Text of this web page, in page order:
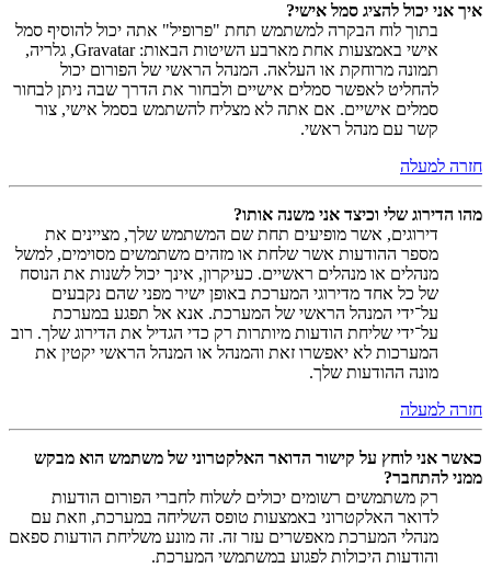
איך אני יכול להציג סמל אישי?
בתוך לוח הבקרה למשתמש תחת "פרופיל" אתה יכול להוסיף סמל
אישי באמצעות אחת מארבע השיטות הבאות: Gravatar, גלריה,
תמונה מרוחקת או העלאה. המנהל הראשי של הפורום יכול
להחליט לאפשר סמלים אישיים ולבחור את הדרך שבה ניתן לבחור
סמלים אישיים. אם אתה לא מצליח להשתמש בסמל אישי, צור
קשר עם מנהל ראשי.
חזרה למעלה
מהו הדירוג שלי וכיצד אני משנה אותו?
דירוגים, אשר מופיעים תחת שם המשתמש שלך, מציינים את
מספר ההודעות אשר שלחת או מזהים משתמשים מסוימים, למשל
מנהלים או מנהלים ראשיים. כעיקרון, אינך יכול לשנות את הנוסח
של כל אחד מדירוגי המערכת באופן ישיר מפני שהם נקבעים
על־ידי המנהל הראשי של המערכת. אנא אל תפגע במערכת
על־ידי שליחת הודעות מיותרות רק כדי הגדיל את הדירוג שלך. רוב
המערכות לא יאפשרו זאת והמנהל או המנהל הראשי יקטין את
מונה ההודעות שלך.
חזרה למעלה
כאשר אני לוחץ על קישור הדואר האלקטרוני של משתמש הוא מבקש
ממני להתחבר?
רק משתמשים רשומים יכולים לשלוח לחברי הפורום הודעות
לדואר האלקטרוני באמצעות טופס השליחה במערכת, וזאת עם
מנהלי המערכת מאפשרים עזר זה. זה מונע משליחת הודעות ספאם
והודעות היכולות לפגוע במשתמשי המערכת.